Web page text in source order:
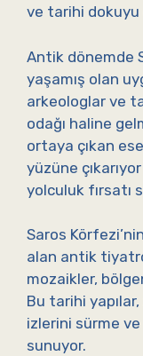
ve tarihi dokuyu
Antik dönemde
yaşamış olan
arkeologlar ve
odağı haline
ortaya çıkan
yüzüne
yolculuk fırsatı
Saros
alan antik
mozaikler,
Bu tarihi
izlerini sürme
sunuyor.